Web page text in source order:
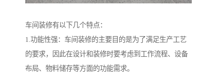
车间装修有以下几个特点：
1.功能性强：车间装修的主要目的是为了满足生产工艺
的要求，因此在设计和装修时要考虑到工作流程、设备
布局、物料储存等方面的功能需求。